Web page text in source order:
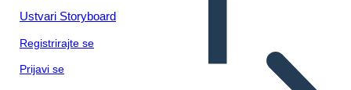
Ustvari Storyboard
Registrirajte se
Prijavi se